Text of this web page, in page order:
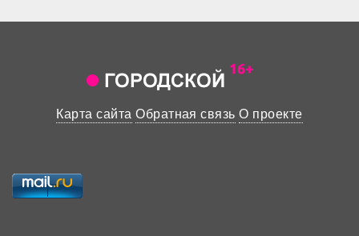
Карта сайта Обратная связь О проекте